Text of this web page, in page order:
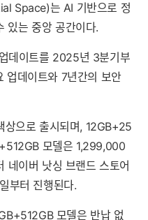
Space)는 AI 기반으로 정
있는 중앙 공간이다.
데이트를 2025년 3분기부
업데이트와 7년간의 보안
으로 출시되며, 12GB+25
모델은 1,299,000
네이버 낫싱 브랜드 스토어
부터 진행된다.
모델은 반납 없